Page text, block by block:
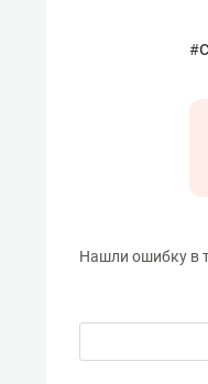
#
Нашли ошибку в